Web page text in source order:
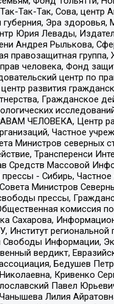
Так-Так, Сова, центр
Эра здоровья,
Юрия Левады,
Андрея Рылькова,
правозащитная
человека, Фонд
центр по
развития
Гражданское
ЧЕЛОВЕКА, Центр
Частное
Министров северных
Трансперенси
Средств Массовой
прессы - Сибирь,
Министров
прессы,
комиссия
Сахарова,
Институт региональной
Свободы Информации,
вердикт,
Бедушев
Кривенко
Павел
Лилия